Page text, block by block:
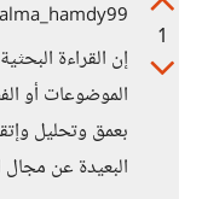
1
إن القراءة
الموضوعات أو
بعمق وتحليل
البعيدة عن مجال